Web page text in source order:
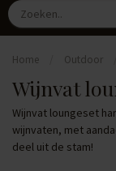
Home Outdoor
Wijnvat
Wijnvat loungeset
wijnvaten, met
deel uit de stam!